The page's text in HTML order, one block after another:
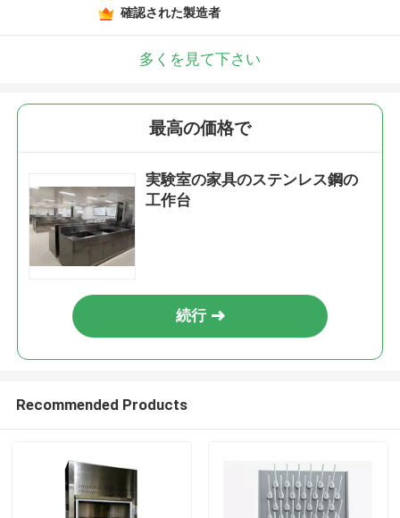
確認された製造者
多くを見て下さい
最高の価格で
実験室の家具のステンレス鋼の
工作台
続行
Recommended Products